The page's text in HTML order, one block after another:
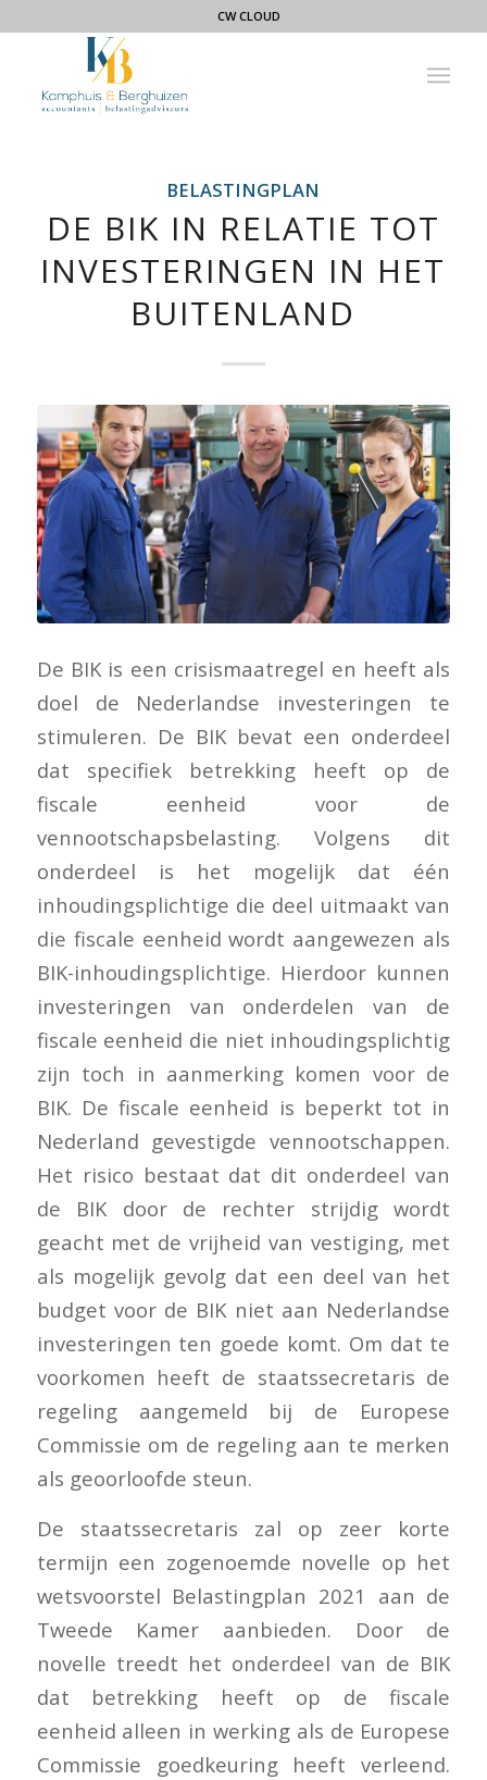
CW CLOUD
BELASTINGPLAN
DE BIK IN RELATIE TOT
INVESTERINGEN IN HET
BUITENLAND
De BIK is een crisismaatregel en heeft als
doel de Nederlandse investeringen te
stimuleren. De BIK bevat een onderdeel
dat specifiek betrekking heeft op de
fiscale eenheid voor de
vennootschapsbelasting. Volgens dit
onderdeel is het mogelijk dat één
inhoudingsplichtige die deel uitmaakt van
die fiscale eenheid wordt aangewezen als
BIK-inhoudingsplichtige. Hierdoor kunnen
investeringen van onderdelen van de
fiscale eenheid die niet inhoudingsplichtig
zijn toch in aanmerking komen voor de
BIK. De fiscale eenheid is beperkt tot in
Nederland gevestigde vennootschappen.
Het risico bestaat dat dit onderdeel van
de BIK door de rechter strijdig wordt
geacht met de vrijheid van vestiging, met
als mogelijk gevolg dat een deel van het
budget voor de BIK niet aan Nederlandse
investeringen ten goede komt. Om dat te
voorkomen heeft de staatssecretaris de
regeling aangemeld bij de Europese
Commissie om de regeling aan te merken
als geoorloofde steun.
De staatssecretaris zal op zeer korte
termijn een zogenoemde novelle op het
wetsvoorstel Belastingplan 2021 aan de
Tweede Kamer aanbieden. Door de
novelle treedt het onderdeel van de BIK
dat betrekking heeft op de fiscale
eenheid alleen in werking als de Europese
Commissie goedkeuring heeft verleend.